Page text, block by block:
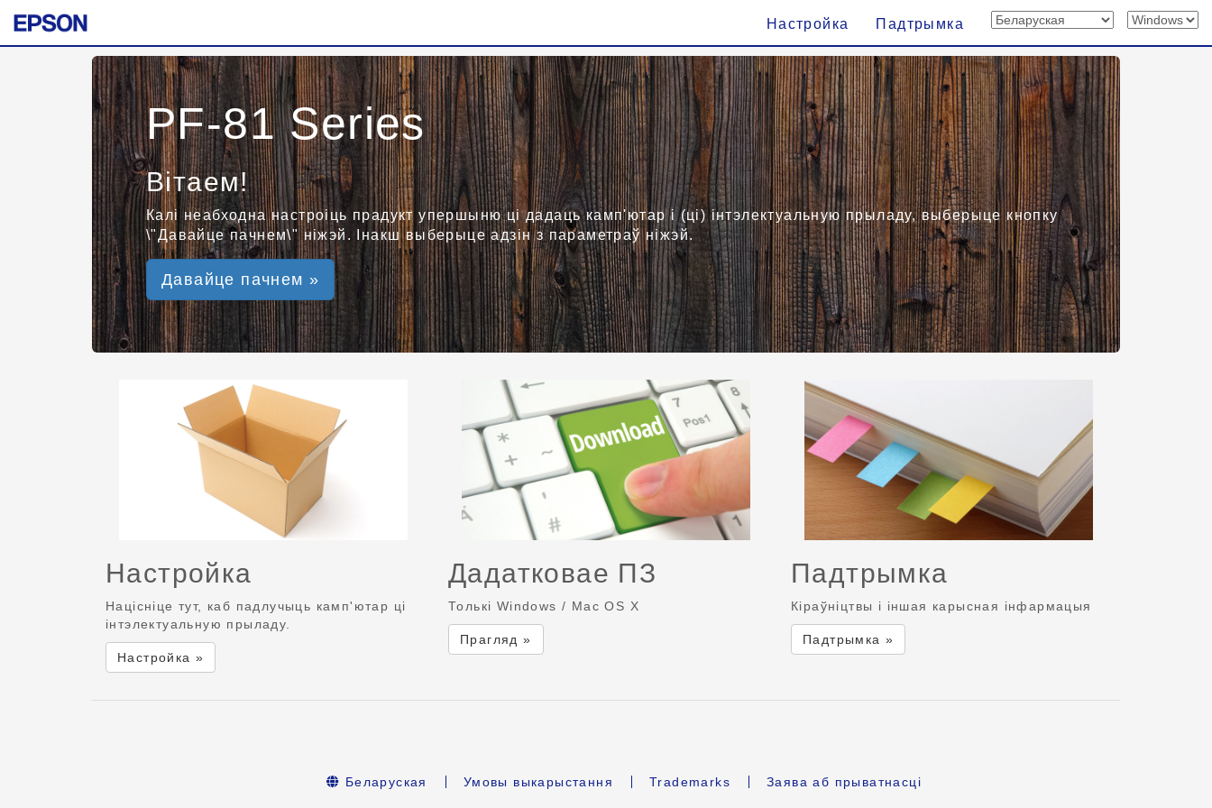
Настройка Падтрымка
PF-81 Series
Вітаем!
Калі неабходна настроіць прадукт упершыню ці дадаць камп'ютар і (ці) інтэлектуальную прыладу, выберыце кнопку
\"Давайце пачнем\" ніжэй. Інакш выберыце адзін з параметраў ніжэй.
Давайце пачнем »
Настройка
Націсніце тут, каб падлучыць камп'ютар ці
інтэлектуальную прыладу.
Настройка »
Дадатковае ПЗ
Толькі Windows / Mac OS X
Прагляд »
Падтрымка
Кіраўніцтвы і іншая карысная інфармацыя
Падтрымка »
Беларуская Умовы выкарыстання Trademarks Заява аб прыватнасці